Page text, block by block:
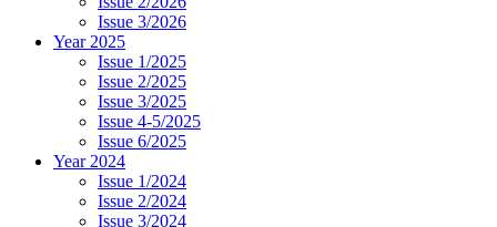
Issue 3/2026
Year 2025
Issue 1/2025
Issue 2/2025
Issue 3/2025
Issue 4-5/2025
Issue 6/2025
Year 2024
Issue 1/2024
Issue 2/2024
Issue 3/2024